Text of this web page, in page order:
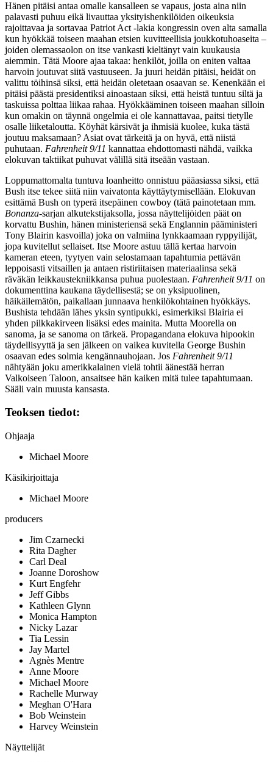
Hänen pitäisi antaa omalle kansalleen se vapaus, josta aina niin
palavasti puhuu eikä livauttaa yksityishenkilöiden oikeuksia
rajoittavaa ja sortavaa Patriot Act ‑lakia kongressin oven alta samalla
kun hyökkää toiseen maahan etsien kuvitteellisia joukkotuhoaseita –
joiden olemassaolon on itse vankasti kieltänyt vain kuukausia
aiemmin. Tätä Moore ajaa takaa: henkilöt, joilla on eniten valtaa
harvoin joutuvat siitä vastuuseen. Ja juuri heidän pitäisi, heidät on
valittu töihinsä siksi, että heidän oletetaan osaavan se. Kenenkään ei
pitäisi päästä presidentiksi ainoastaan siksi, että heistä tuntuu siltä ja
taskuissa polttaa liikaa rahaa. Hyökkääminen toiseen maahan silloin
kun omakin on täynnä ongelmia ei ole kannattavaa, paitsi tietylle
osalle liiketaloutta. Köyhät kärsivät ja ihmisiä kuolee, kuka tästä
joutuu maksamaan? Asiat ovat tärkeitä ja on hyvä, että niistä
puhutaan. Fahrenheit 9/11 kannattaa ehdottomasti nähdä, vaikka
elokuvan taktiikat puhuvat välillä sitä itseään vastaan.
Loppumattomalta tuntuva loanheitto onnistuu pääasiassa siksi, että
Bush itse tekee siitä niin vaivatonta käyttäytymisellään. Elokuvan
esittämä Bush on typerä itsepäinen cowboy (tätä painotetaan mm.
Bonanza-sarjan alkutekstijaksolla, jossa näyttelijöiden päät on
korvattu Bushin, hänen ministeriensä sekä Englannin pääministeri
Tony Blairin kasvoilla) joka on valmiina lynkkaamaan ryppyilijät,
jopa kuvitellut sellaiset. Itse Moore astuu tällä kertaa harvoin
kameran eteen, tyytyen vain selostamaan tapahtumia pettävän
leppoisasti vitsaillen ja antaen ristiriitaisen materiaalinsa sekä
räväkän leikkaustekniikkansa puhua puolestaan. Fahrenheit 9/11 on
dokumenttina kaukana täydellisestä; se on yksipuolinen,
häikäilemätön, paikallaan junnaava henkilökohtainen hyökkäys.
Bushista tehdään lähes yksin syntipukki, esimerkiksi Blairia ei
yhden pilkkakirveen lisäksi edes mainita. Mutta Moorella on
sanoma, ja se sanoma on tärkeä. Propagandana elokuva hipookin
täydellisyyttä ja sen jälkeen on vaikea kuvitella George Bushin
osaavan edes solmia kengännauhojaan. Jos Fahrenheit 9/11
nähtyään joku amerikkalainen vielä tohtii äänestää herran
Valkoiseen Taloon, ansaitsee hän kaiken mitä tulee tapahtumaan.
Sääli vain muusta kansasta.
Teoksen tiedot:
Ohjaaja
Michael Moore
Käsikirjoittaja
Michael Moore
producers
Jim Czarnecki
Rita Dagher
Carl Deal
Joanne Doroshow
Kurt Engfehr
Jeff Gibbs
Kathleen Glynn
Monica Hampton
Nicky Lazar
Tia Lessin
Jay Martel
Agnès Mentre
Anne Moore
Michael Moore
Rachelle Murway
Meghan O'Hara
Bob Weinstein
Harvey Weinstein
Näyttelijät